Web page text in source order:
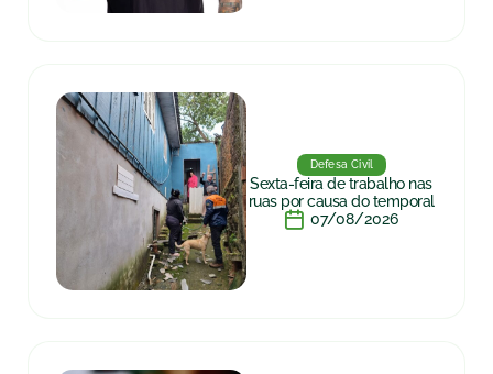
Defesa Civil
Sexta-feira de trabalho nas
ruas por causa do temporal
07/08/2026